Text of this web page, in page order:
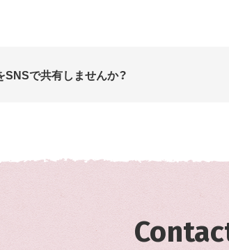
SNSで共有しませんか？